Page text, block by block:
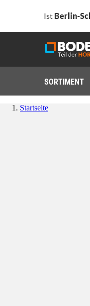
Ist Berlin-
SORTIMENT
Startseite